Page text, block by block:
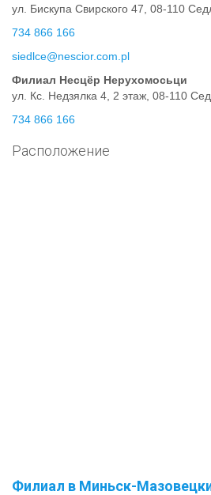
ул. Бискупа Свирского 47, 08-110
734 866 166
siedlce@nescior.com.pl
Филиал Несцёр Нерухомосьци
ул. Кс. Недзялка 4, 2 этаж, 08-110
734 866 166
Расположение
Филиал в Миньск-